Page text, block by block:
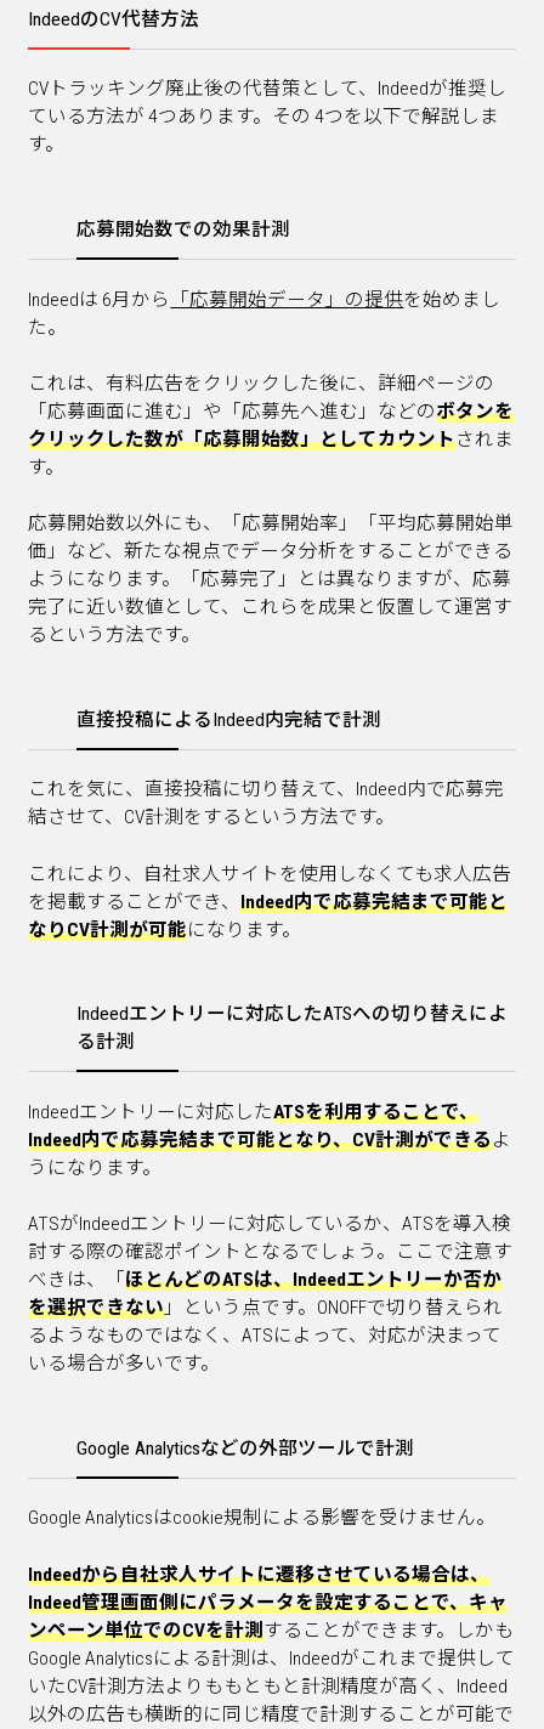
IndeedのCV代替方法
CVトラッキング廃止後の代替策として、Indeedが推奨し
ている方法が 4つあります。その 4つを以下で解説しま
す。
応募開始数での効果計測
Indeedは 6月から 「応募開始データ」の提供を始めまし
た。
これは、有料広告をクリックした後に、詳細ページの
「応募画面に進む」や「応募先へ進む」などのボタンを
クリックした数が「応募開始数」としてカウントされま
す。
応募開始数以外にも、「応募開始率」「平均応募開始単
価」など、新たな視点でデータ分析をすることができる
ようになります。「応募完了」とは異なりますが、応募
完了に近い数値として、これらを成果と仮置して運営す
るという方法です。
直接投稿によるIndeed内完結で計測
これを気に、直接投稿に切り替えて、Indeed内で応募完
結させて、CV計測をするという方法です。
これにより、自社求人サイトを使用しなくても求人広告
を掲載することができ、Indeed内で応募完結まで可能と
なりCV計測が可能になります。
Indeedエントリーに対応したATSへの切り替えによ
る計測
Indeedエントリーに対応したATSを利用することで、
Indeed内で応募完結まで可能となり、CV計測ができるよ
うになります。
ATSがIndeedエントリーに対応しているか、ATSを導入検
討する際の確認ポイントとなるでしょう。ここで注意す
べきは、「ほとんどのATSは、Indeedエントリーか否か
を選択できない 」という点です。ONOFFで切り替えられ
るようなものではなく、ATSによって、対応が決まって
いる場合が多いです。
Google Analyticsなどの外部ツールで計測
Google Analyticsはcookie規制による影響を受けません。
Indeedから自社求人サイトに遷移させている場合は、
Indeed管理画面側にパラメータを設定することで、キャ
ンペーン単位でのCVを計測することができます。しかも
Google Analyticsによる計測は、Indeedがこれまで提供して
いたCV計測方法よりももともと計測精度が高く、Indeed
以外の広告も横断的に同じ精度で計測することが可能で